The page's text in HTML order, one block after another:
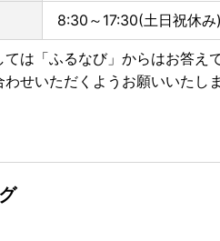
す。添付書類と合わせて期限内に下
地9
8:30～17:30(土日祝休み)
は「ふるなび」からはお答え
せいただくようお願いいたしま